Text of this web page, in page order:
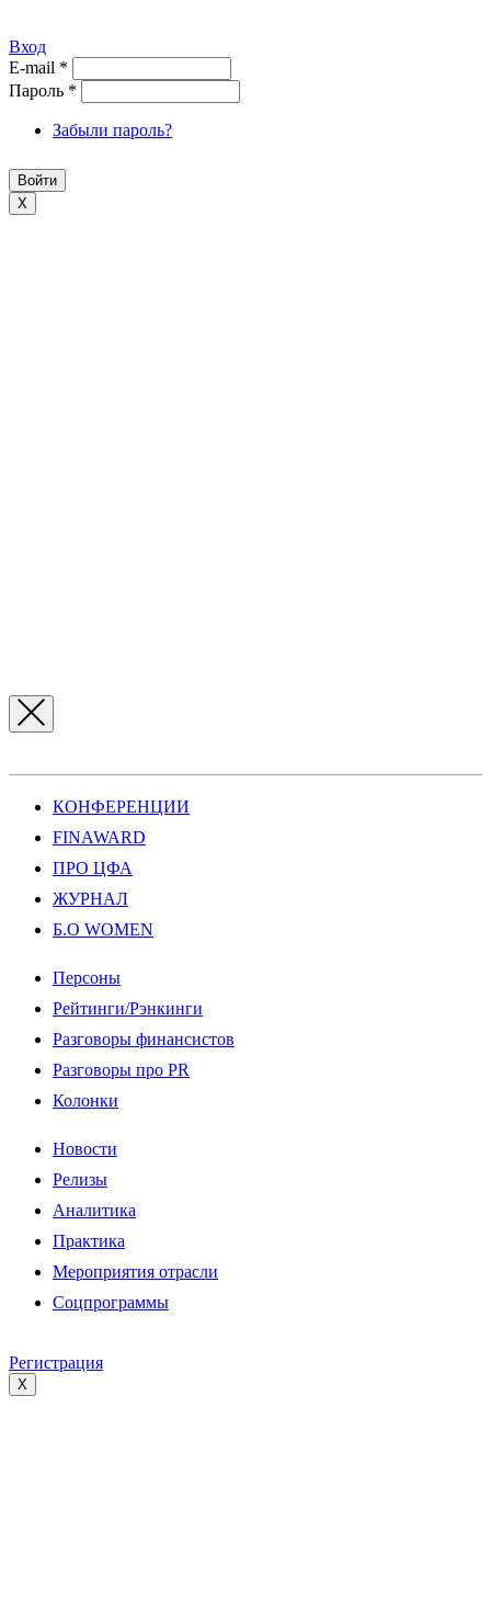
Вход
E-mail *
Пароль *
Забыли пароль?
X
КОНФЕРЕНЦИИ
FINAWARD
ПРО ЦФА
ЖУРНАЛ
Б.О WOMEN
Персоны
Рейтинги/Рэнкинги
Разговоры финансистов
Разговоры про PR
Колонки
Новости
Релизы
Аналитика
Практика
Мероприятия отрасли
Соцпрограммы
Регистрация
X